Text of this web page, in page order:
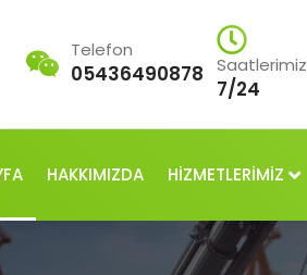
Telefon
05436490878 Saatlerimiz
7/24
HAKKIMIZDA HİZMETLERİMİZ